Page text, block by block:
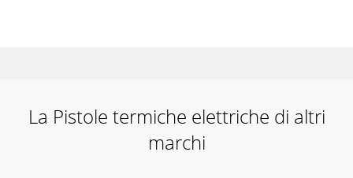
La Pistole termiche elettriche di altri
marchi